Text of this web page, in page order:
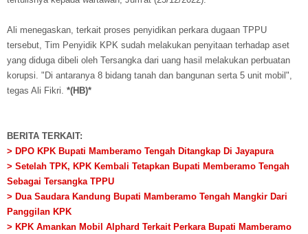
Ali menegaskan, terkait proses penyidikan perkara dugaan TPPU
tersebut, Tim Penyidik KPK sudah melakukan penyitaan terhadap aset
yang diduga dibeli oleh Tersangka dari uang hasil melakukan perbuatan
korupsi. "Di antaranya 8 bidang tanah dan bangunan serta 5 unit mobil",
tegas Ali Fikri. *(HB)*
BERITA TERKAIT:
> DPO KPK Bupati Mamberamo Tengah Ditangkap Di Jayapura
> Setelah TPK, KPK Kembali Tetapkan Bupati Memberamo Tengah
Sebagai Tersangka TPPU
> Dua Saudara Kandung Bupati Mamberamo Tengah Mangkir Dari
Panggilan KPK
> KPK Amankan Mobil Alphard Terkait Perkara Bupati Mamberamo